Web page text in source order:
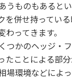
うものもあると
を併せ持ってい
ってきます。
つかのヘッジ・
たことによる部
場環境などによ